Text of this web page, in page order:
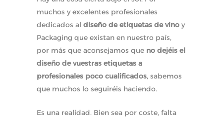
muchos y excelentes profesionales
dedicados al diseño de etiquetas de vino y
Packaging que existan en nuestro país,
por más que aconsejamos que no dejéis el
diseño de vuestras etiquetas a
profesionales poco cualificados, sabemos
que muchos lo seguiréis haciendo.
Es una realidad. Bien sea por coste, falta